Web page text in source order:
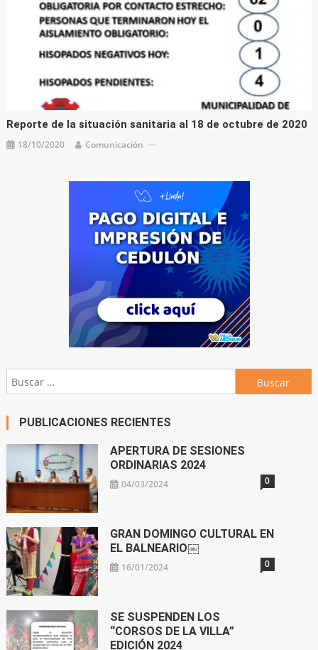
Reporte de la situación sanitaria al 18 de octubre de 2020
18/10/2020 Comunicación
Buscar:
PUBLICACIONES RECIENTES
APERTURA DE SESIONES
ORDINARIAS 2024
04/03/2024 0
GRAN DOMINGO CULTURAL EN
EL BALNEARIO￼
16/01/2024 0
SE SUSPENDEN LOS
“CORSOS DE LA VILLA”
EDICIÓN 2024